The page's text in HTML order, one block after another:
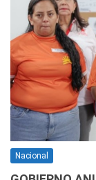
Nacional